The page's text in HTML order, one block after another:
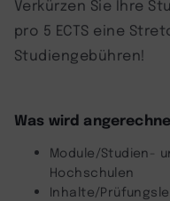
Verkürzen Sie Ihre
pro 5 ECTS eine
Studiengebühren!
Was wird
Module/Studien-
Hochschulen
Inhalte/